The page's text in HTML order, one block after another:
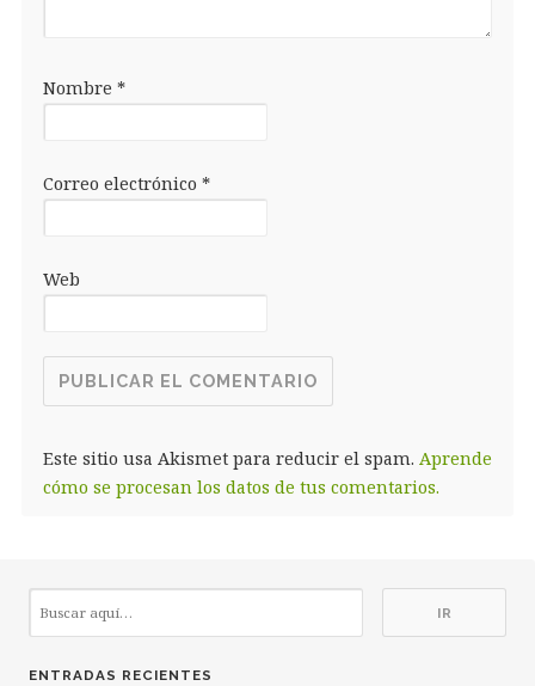
Nombre *
Correo electrónico *
Web
Este sitio usa Akismet para reducir el spam. Aprende
cómo se procesan los datos de tus comentarios.
ENTRADAS RECIENTES